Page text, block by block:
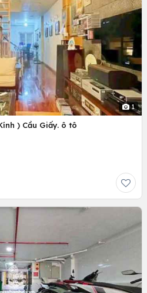
1
) Cầu Giấy. ô tô